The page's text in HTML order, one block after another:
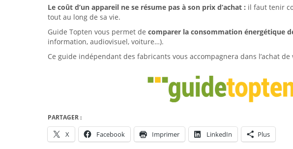
Le coût d’un appareil ne se résume pas à son prix d’achat : il faut tenir
tout au long de sa vie.
Guide Topten vous permet de comparer la consommation énergétique
information, audiovisuel, voiture…).
Ce guide indépendant des fabricants vous accompagnera dans l’achat de
PARTAGER :
X Facebook Imprimer LinkedIn Plus